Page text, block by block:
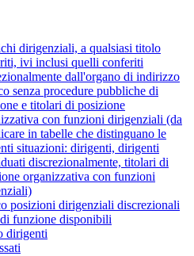
dirigenziali, a qualsiasi titolo
ivi inclusi quelli conferiti
dall'organo di indirizzo
senza procedure pubbliche di
e titolari di posizione
con funzioni dirigenziali (da
in tabelle che distinguano le
situazioni: dirigenti, dirigenti
discrezionalmente, titolari di
organizzativa con funzioni
posizioni dirigenziali discrezionali
funzione disponibili
dirigenti